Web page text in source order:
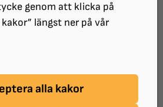
genom att klicka på
längst ner på vår
alla kakor
2014 Klockan 10.00 - 16.30